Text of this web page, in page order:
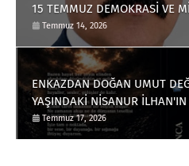
15 TEMMUZ DEMOKRASİ VE
Temmuz 14, 2026
ENKAZDAN DOĞAN UMUT
YAŞINDAKİ NİSANUR
ETKİLEYECEK HİKÂYESİ
Temmuz 17, 2026